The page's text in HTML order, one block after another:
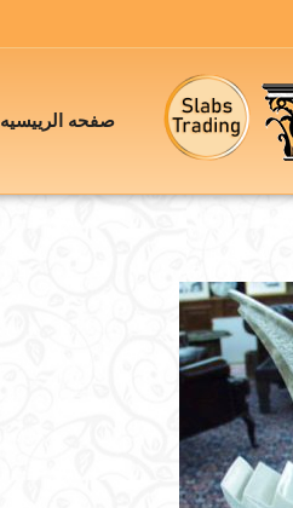
صفحه الرييسيه